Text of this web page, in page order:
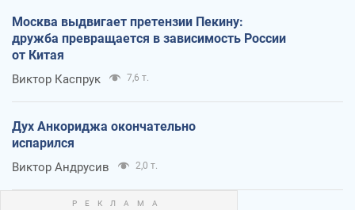
Москва выдвигает претензии Пекину:
дружба превращается в зависимость России
от Китая
Виктор Каспрук 7,6 т.
Дух Анкориджа окончательно
испарился
Виктор Андрусив 2,0 т.